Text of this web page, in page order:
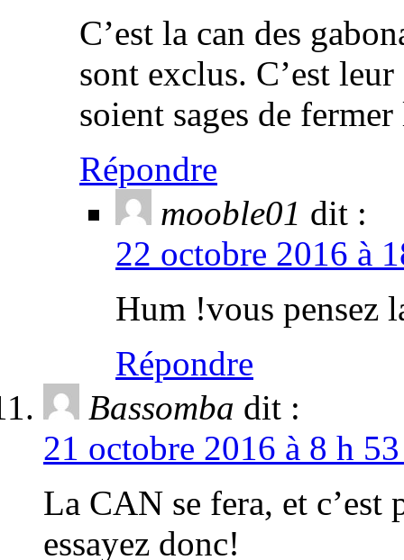
C’est la can des
sont exclus. C’est
soient sages de
Répondre
mooble01 dit :
22 octobre 2016 à
Hum !vous pensez
Répondre
Bassomba dit :
21 octobre 2016 à 8 h
La CAN se fera, et c’est
essayez donc!